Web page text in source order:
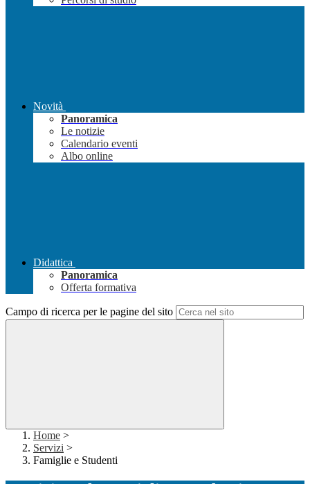
Novità
Panoramica
Le notizie
Calendario eventi
Albo online
Didattica
Panoramica
Offerta formativa
Campo di ricerca per le pagine del sito
Home >
Servizi >
Famiglie e Studenti